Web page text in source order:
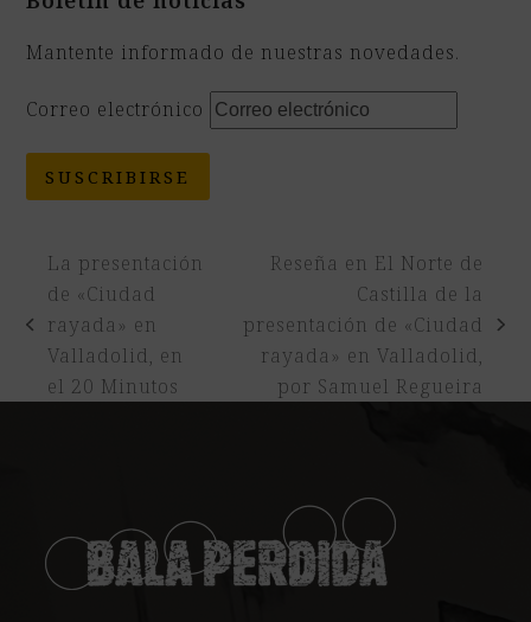
Mantente informado de nuestras novedades.
Correo electrónico
SUSCRIBIRSE
previous
post:
La presentación
de «Ciudad
rayada» en
Valladolid, en
el 20 Minutos
next
post:
Reseña en El Norte de
Castilla de la
presentación de «Ciudad
rayada» en Valladolid,
por Samuel Regueira